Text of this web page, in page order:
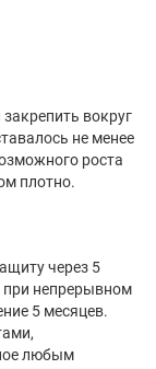
вокруг
не менее
роста
плотно.
через 5
при непрерывном
5 месяцев.
любым